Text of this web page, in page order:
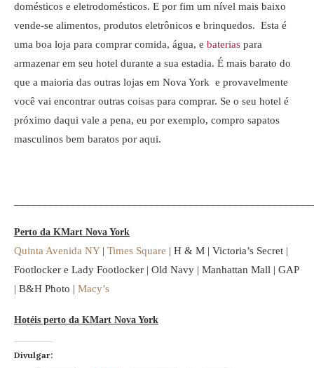
domésticos e eletrodomésticos. E por fim um nível mais baixo
vende-se alimentos, produtos eletrônicos e brinquedos. Esta é
uma boa loja para comprar comida, água, e baterias para
armazenar em seu hotel durante a sua estadia. É mais barato do
que a maioria das outras lojas em Nova York e provavelmente
você vai encontrar outras coisas para comprar. Se o seu hotel é
próximo daqui vale a pena, eu por exemplo, compro sapatos
masculinos bem baratos por aqui.
Perto da KMart Nova York
Quinta Avenida NY| Times Square | H & M | Victoria’s Secret |
Footlocker e Lady Footlocker | Old Navy | Manhattan Mall | GAP
| B&H Photo | Macy’s
Hotéis perto da KMart Nova York
Divulgar: